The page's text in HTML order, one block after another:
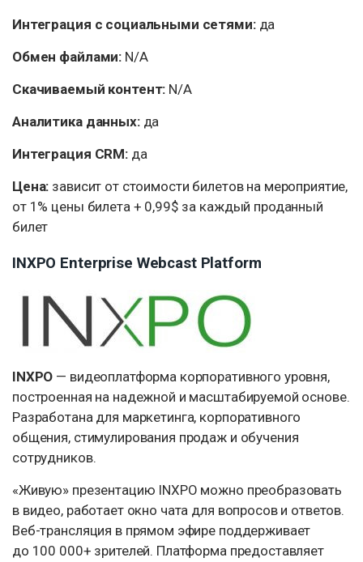
Интеграция с социальными сетями:да
Обмен файлами: N/A
Скачиваемый контент: N/A
Аналитика данных:да
Интеграция CRM:да
Цена: зависит от стоимости билетов на мероприятие,
от 1% цены билета + 0,99$ за каждый проданный
билет
INXPO Enterprise Webcast Platform
INXPO — видеоплатформа корпоративного уровня,
построенная на надежной и масштабируемой основе.
Разработана для маркетинга, корпоративного
общения, стимулирования продаж и обучения
сотрудников.
«Живую» презентацию INXPO можно преобразовать
в видео, работает окно чата для вопросов и ответов.
Веб-трансляция в прямом эфире поддерживает
до 100 000+ зрителей. Платформа предоставляет